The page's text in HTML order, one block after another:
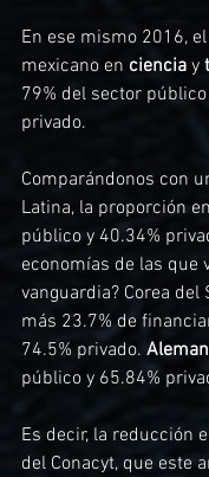
En ese mismo 2016,
mexicano en ciencia y
79% del sector
privado.
Comparándonos con
Latina, la proporción
público y 40.34%
economías de las que
vanguardia? Corea
más 23.7% de
74.5% privado.
público y 65.84%
Es decir, la reducción
del Conacyt, que este